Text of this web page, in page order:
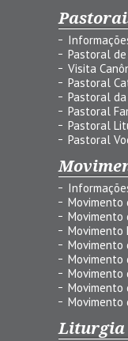
Pastoral
Visita
Pastoral
Pastoral
Pastoral
Pastoral
Pastoral
Movimento
Movimento
Movimento
Movimento
Movimento
Movimento
Movimento
Movimento
Liturgia